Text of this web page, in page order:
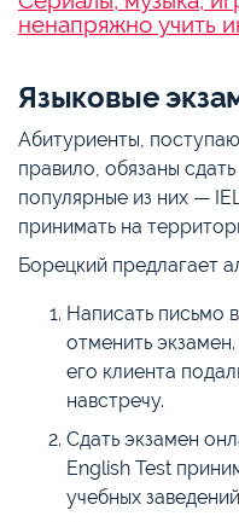
ненапряжно учить
Языковые
Абитуриенты,
правило, обязаны
популярные из них —
принимать на
Борецкий предлагает
Написать письмо
отменить
его клиента
навстречу.
Сдать экзамен
English Test
учебных